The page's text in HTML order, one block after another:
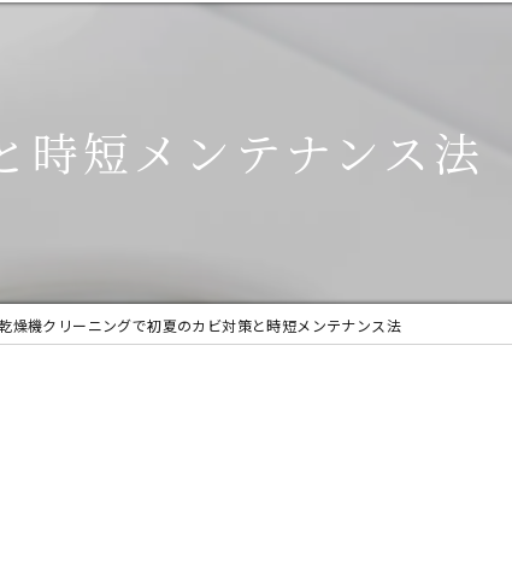
キッチン
トイレ
時短メンテナンス法
燥機クリーニングで初夏のカビ対策と時短メンテナンス法